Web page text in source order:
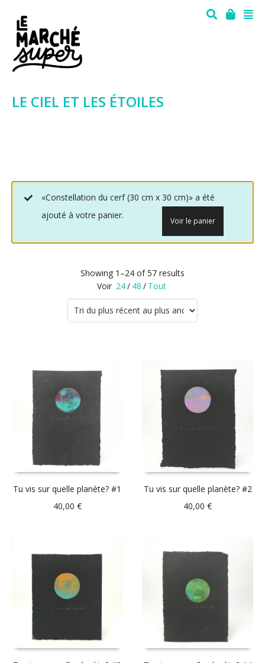
LE CIEL ET LES ÉTOILES
«Constellation du cerf (30 cm x 30 cm)» a été
ajouté à votre panier.
Voir le panier
Showing 1–24 of 57 results
Voir 24/ 48 / Tout
Tu vis sur quelle planète? #1
40,00 €
Tu vis sur quelle planète? #2
40,00€